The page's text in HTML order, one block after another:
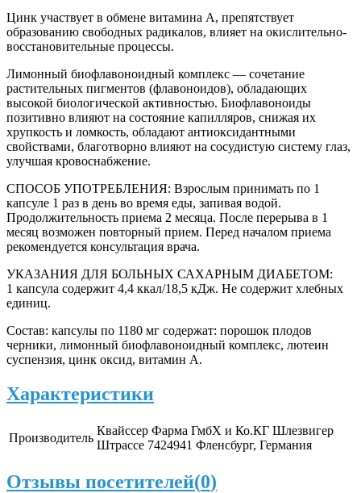
Цинк участвует в обмене витамина А, препятствует
образованию свободных радикалов, влияет на окислительно-
восстановительные процессы.
Лимонный биофлавоноидный комплекс — сочетание
растительных пигментов (флавоноидов), обладающих
высокой биологической активностью. Биофлавоноиды
позитивно влияют на состояние капилляров, снижая их
хрупкость и ломкость, обладают антиоксидантными
свойствами, благотворно влияют на сосудистую систему глаз,
улучшая кровоснабжение.
СПОСОБ УПОТРЕБЛЕНИЯ: Взрослым принимать по 1
капсуле 1 раз в день во время еды, запивая водой.
Продолжительность приема 2 месяца. После перерыва в 1
месяц возможен повторный прием. Перед началом приема
рекомендуется консультация врача.
УКАЗАНИЯ ДЛЯ БОЛЬНЫХ САХАРНЫМ ДИАБЕТОМ:
1 капсула содержит 4,4 ккал/18,5 кДж. Не содержит хлебных
единиц.
Состав: капсулы по 1180 мг содержат: порошок плодов
черники, лимонный биофлавоноидный комплекс, лютеин
суспензия, цинк оксид, витамин А.
Характеристики
Производитель
Квайссер Фарма ГмбХ и Ко.КГ Шлезвигер
Штрассе 7424941 Фленсбург, Германия
Отзывы посетителей(0)